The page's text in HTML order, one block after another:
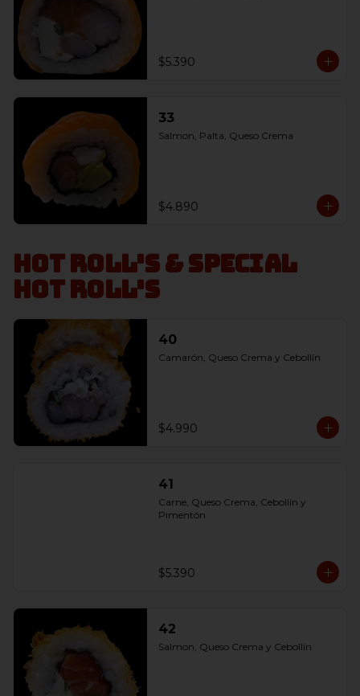
$5.390
33
Salmon, Palta, Queso Crema
$4.890
Hot Roll's & Special
Hot Roll's
40
Camarón, Queso Crema y Cebollín
$4.990
41
Carne, Queso Crema, Cebollín y
Pimentón
$5.390
42
Salmon, Queso Crema y Cebollín